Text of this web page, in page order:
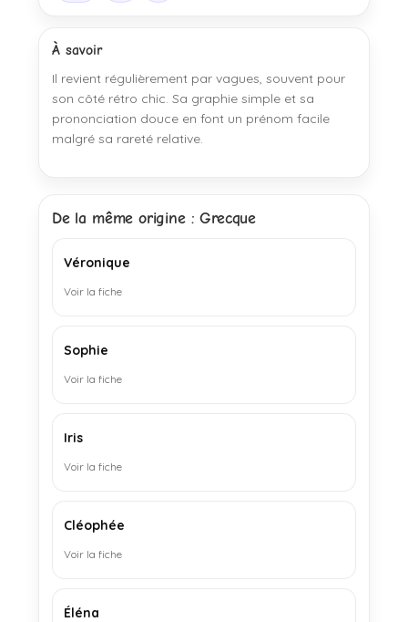
À savoir
Il revient régulièrement par vagues, souvent pour
son côté rétro chic. Sa graphie simple et sa
prononciation douce en font un prénom facile
malgré sa rareté relative.
De la même origine : Grecque
Véronique
Voir la fiche
Sophie
Voir la fiche
Iris
Voir la fiche
Cléophée
Voir la fiche
Éléna